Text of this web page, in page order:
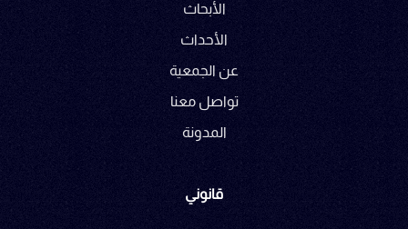
الأبحاث
الأحداث
عن الجمعية
تواصل معنا
المدونة
قانوني